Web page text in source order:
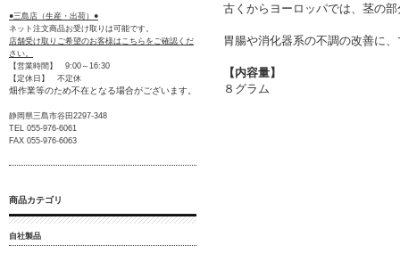
古くからヨーロッパでは、茎の
胃腸や消化器系の不調の改善に
【内容量】
８グラム
●三島店（生産・出荷）●
ネット注文商品お受け取りは可能です。
店舗受け取りご希望のお客様はこちらをご確認くだ
さい。
【営業時間】 9:00～16:30
【定休日】 不定休
畑作業等のため不在となる場合がございます。
静岡県三島市谷田2297-348
TEL 055-976-6061
FAX 055-976-6063
商品カテゴリ
自社製品